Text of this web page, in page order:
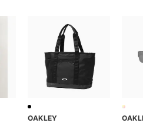
OAKLEY